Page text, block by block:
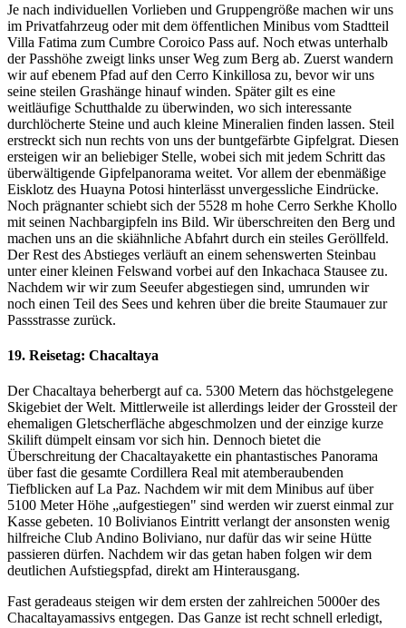
Je nach individuellen Vorlieben und Gruppengröße machen wir uns
im Privatfahrzeug oder mit dem öffentlichen Minibus vom Stadtteil
Villa Fatima zum Cumbre Coroico Pass auf. Noch etwas unterhalb
der Passhöhe zweigt links unser Weg zum Berg ab. Zuerst wandern
wir auf ebenem Pfad auf den Cerro Kinkillosa zu, bevor wir uns
seine steilen Grashänge hinauf winden. Später gilt es eine
weitläufige Schutthalde zu überwinden, wo sich interessante
durchlöcherte Steine und auch kleine Mineralien finden lassen. Steil
erstreckt sich nun rechts von uns der buntgefärbte Gipfelgrat. Diesen
ersteigen wir an beliebiger Stelle, wobei sich mit jedem Schritt das
überwältigende Gipfelpanorama weitet. Vor allem der ebenmäßige
Eisklotz des Huayna Potosi hinterlässt unvergessliche Eindrücke.
Noch prägnanter schiebt sich der 5528 m hohe Cerro Serkhe Khollo
mit seinen Nachbargipfeln ins Bild. Wir überschreiten den Berg und
machen uns an die skiähnliche Abfahrt durch ein steiles Geröllfeld.
Der Rest des Abstieges verläuft an einem sehenswerten Steinbau
unter einer kleinen Felswand vorbei auf den Inkachaca Stausee zu.
Nachdem wir wir zum Seeufer abgestiegen sind, umrunden wir
noch einen Teil des Sees und kehren über die breite Staumauer zur
Passstrasse zurück.
19. Reisetag: Chacaltaya
Der Chacaltaya beherbergt auf ca. 5300 Metern das höchstgelegene
Skigebiet der Welt. Mittlerweile ist allerdings leider der Grossteil der
ehemaligen Gletscherfläche abgeschmolzen und der einzige kurze
Skilift dümpelt einsam vor sich hin. Dennoch bietet die
Überschreitung der Chacaltayakette ein phantastisches Panorama
über fast die gesamte Cordillera Real mit atemberaubenden
Tiefblicken auf La Paz. Nachdem wir mit dem Minibus auf über
5100 Meter Höhe „aufgestiegen" sind werden wir zuerst einmal zur
Kasse gebeten. 10 Bolivianos Eintritt verlangt der ansonsten wenig
hilfreiche Club Andino Boliviano, nur dafür das wir seine Hütte
passieren dürfen. Nachdem wir das getan haben folgen wir dem
deutlichen Aufstiegspfad, direkt am Hinterausgang.
Fast geradeaus steigen wir dem ersten der zahlreichen 5000er des
Chacaltayamassivs entgegen. Das Ganze ist recht schnell erledigt,